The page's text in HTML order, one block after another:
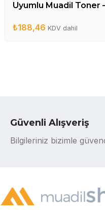
Uyumlu Muadil Toner
₺188,46 KDV dahil
Güvenli Alışveriş
Bilgileriniz bizimle